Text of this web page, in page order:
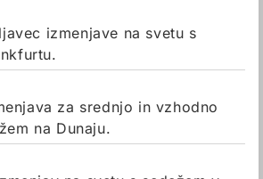
izmenjave na svetu s
za srednjo in vzhodno
na Dunaju.